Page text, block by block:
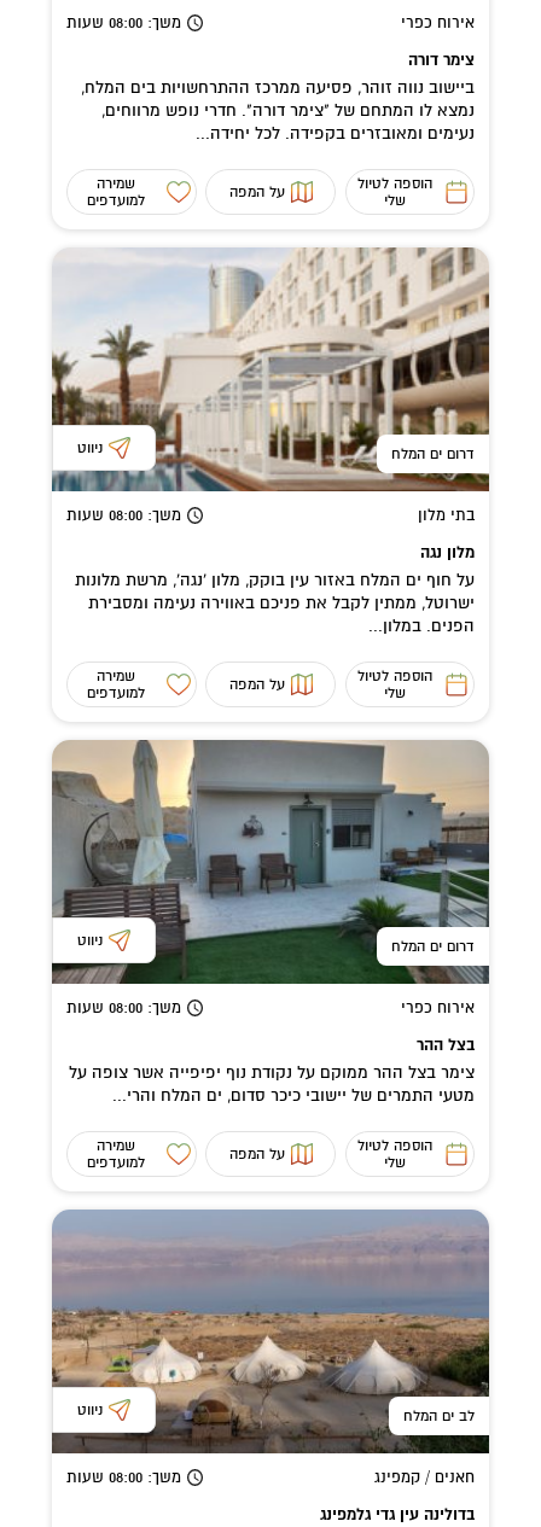
אירוח כפרי משך: 08:00 שעות
צימר דורה
ביישוב נווה זוהר, פסיעה ממרכז ההתרחשויות בים המלח,
נמצא לו המתחם של "צימר דורה". חדרי נופש מרווחים,
נעימים ומאובזרים בקפידה. לכל יחידה...
הוספה לטיול
שלי
על המפה
שמירה
למועדפים
דרום ים המלח ניווט
בתי מלון משך: 08:00 שעות
מלון נגה
על חוף ים המלח באזור עין בוקק, מלון 'נגה', מרשת מלונות
ישרוטל, ממתין לקבל את פניכם באווירה נעימה ומסבירת
הפנים. במלון...
הוספה לטיול
שלי
על המפה
שמירה
למועדפים
דרום ים המלח ניווט
אירוח כפרי משך: 08:00 שעות
בצל ההר
צימר בצל ההר ממוקם על נקודת נוף יפיפייה אשר צופה על
מטעי התמרים של יישובי כיכר סדום, ים המלח והרי...
הוספה לטיול
שלי
על המפה
שמירה
למועדפים
לב ים המלח ניווט
חאנים / קמפינג משך: 08:00 שעות
בדולינה עין גדי גלמפינג